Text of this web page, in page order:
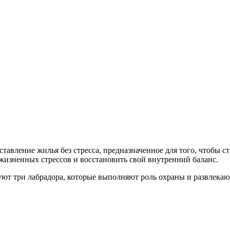
жилья без стресса, предназначенное для того,
стрессов и восстановить свой внутренний баланс.
три лабрадора, которые выполняют роль охраны и